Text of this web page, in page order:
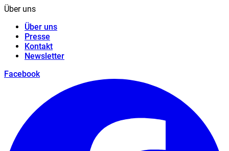
Über uns
Über uns
Presse
Kontakt
Newsletter
Facebook